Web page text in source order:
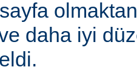
ve daha iyi